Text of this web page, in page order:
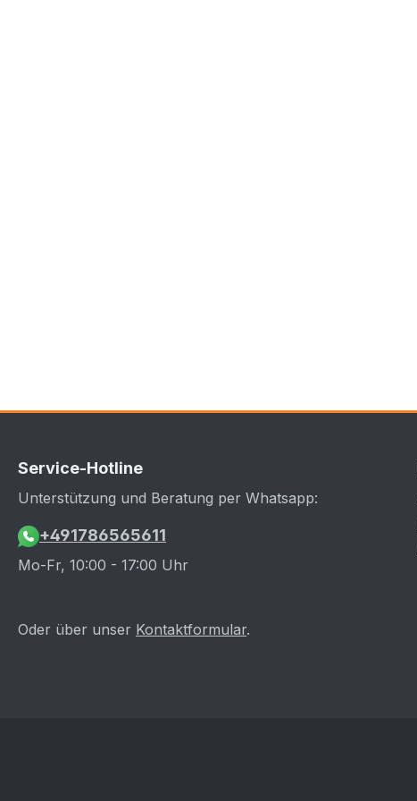
Service-Hotline
Unterstützung und Beratung per Whatsapp:
+491786565611
Mo-Fr, 10:00 - 17:00 Uhr
Oder über unser Kontaktformular.